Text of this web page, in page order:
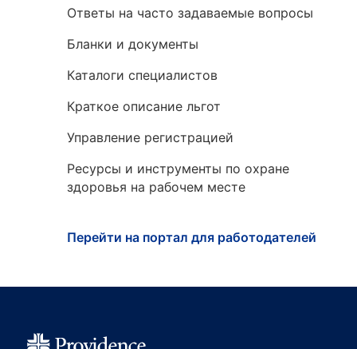
Ответы на часто задаваемые вопросы
Бланки и документы
Каталоги специалистов
Краткое описание льгот
Управление регистрацией
Ресурсы и инструменты по охране
здоровья на рабочем месте
Перейти на портал для работодателей